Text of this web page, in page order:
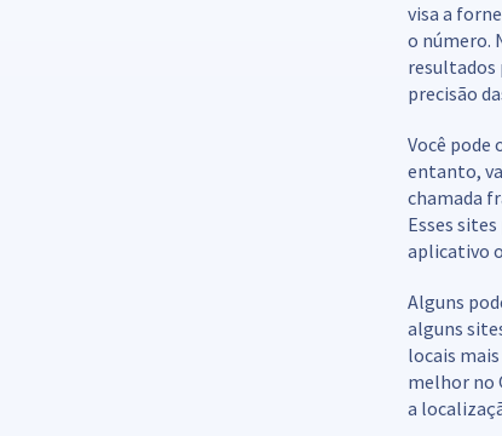
visa a
o número.
resultados
precisão
Você pode
entanto,
chamada
Esses
aplicativo
Alguns
alguns
locais
melhor no
a